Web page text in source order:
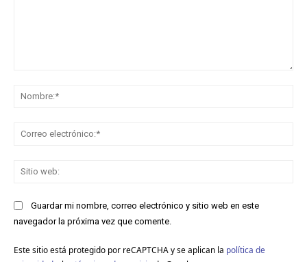
Guardar mi nombre, correo electrónico y sitio web en este
navegador la próxima vez que comente.
Este sitio está protegido por reCAPTCHA y se aplican la política de